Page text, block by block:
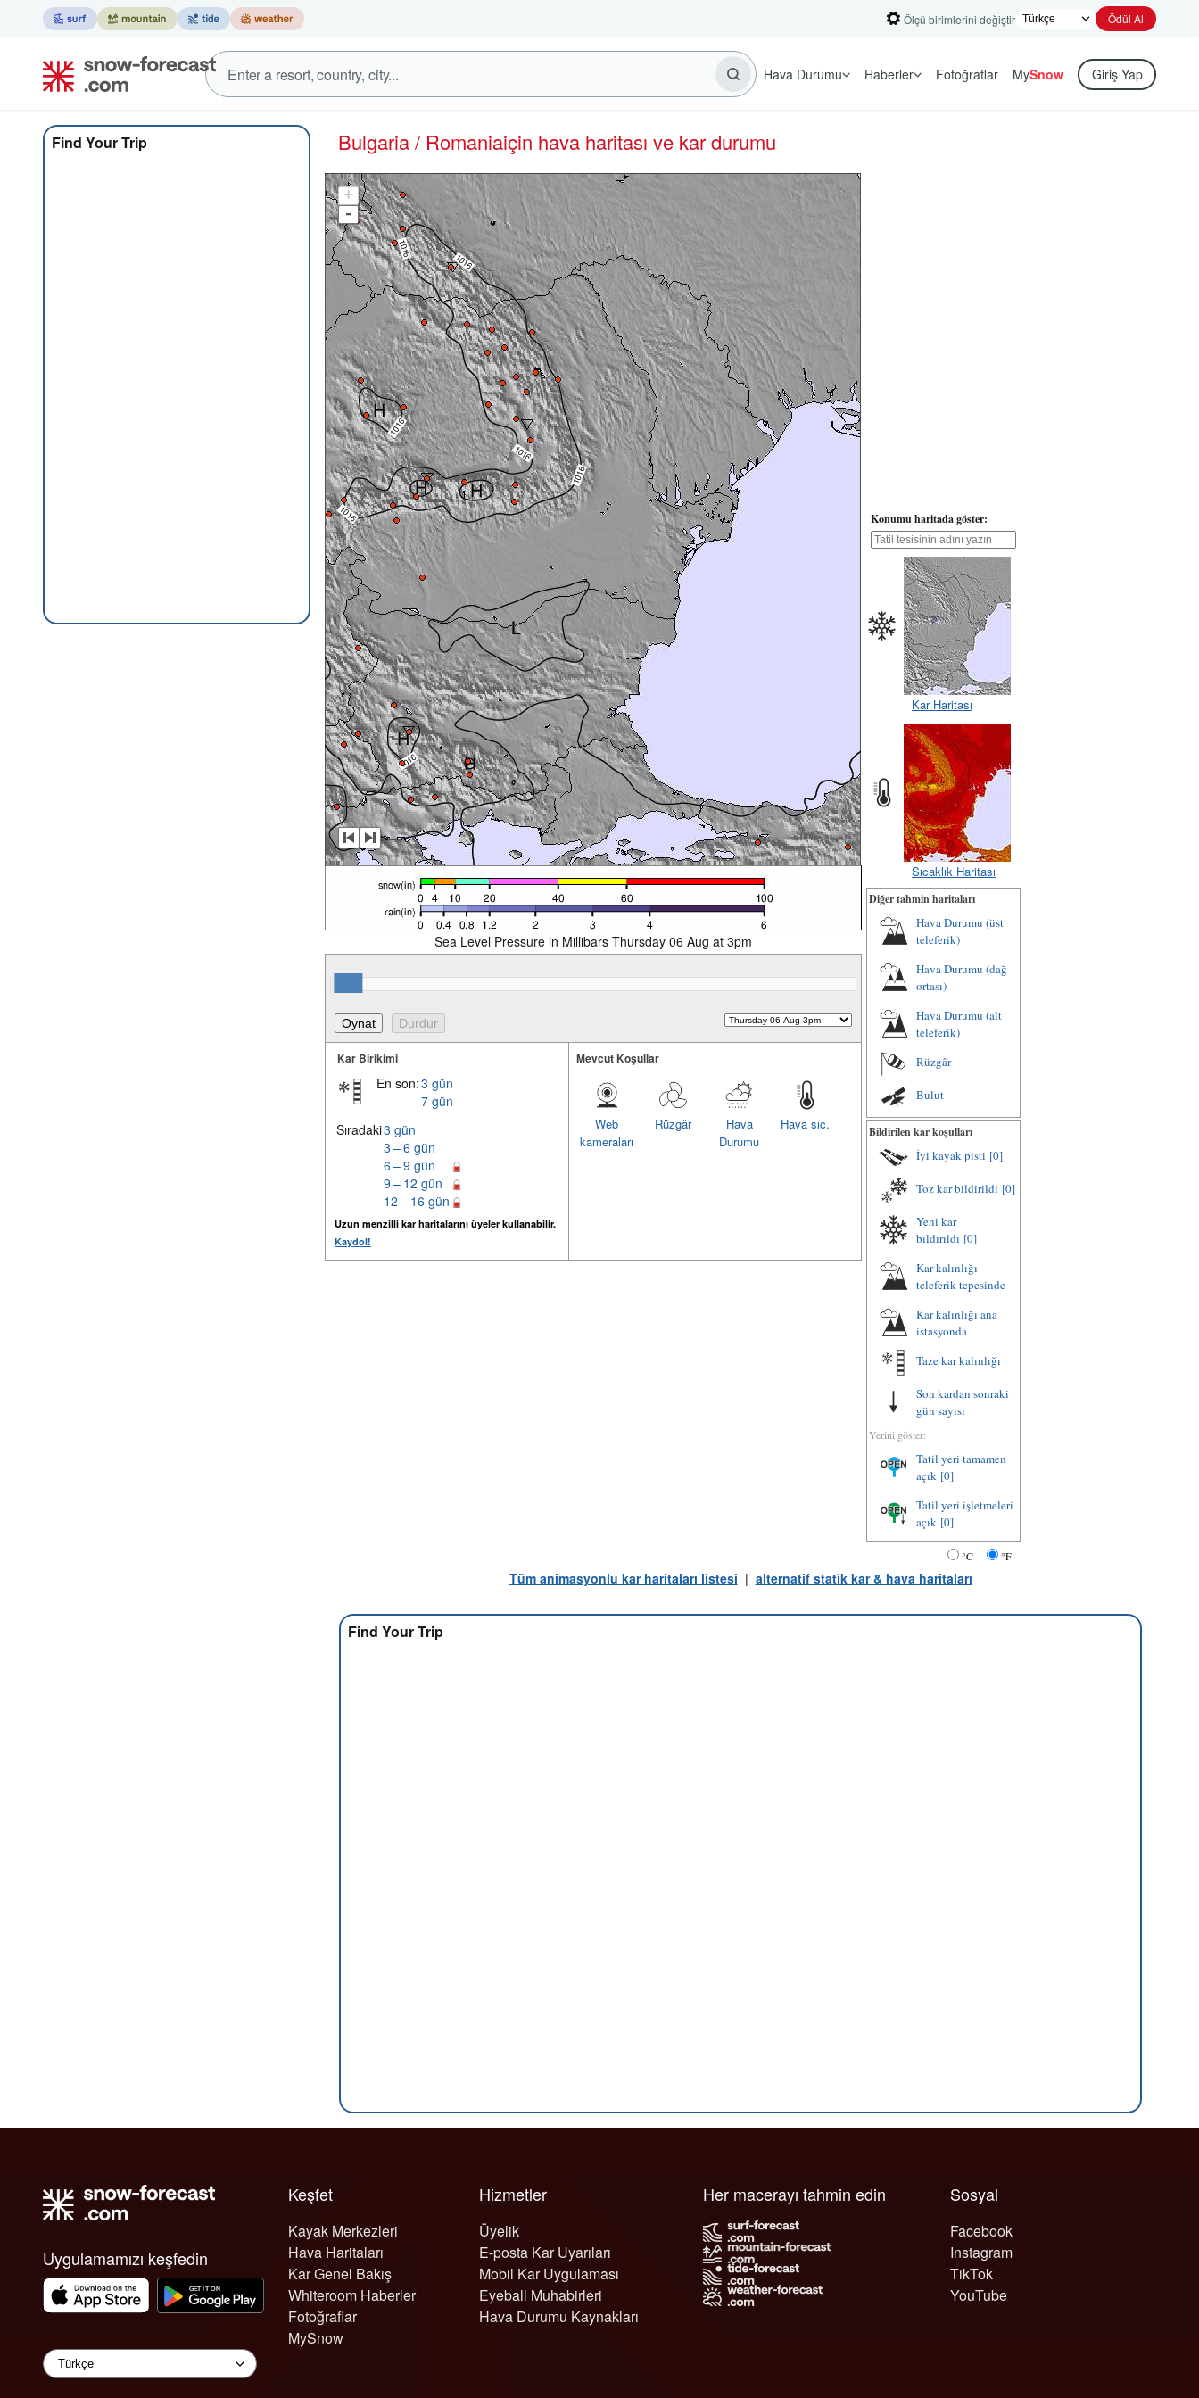
Ölçü birimlerini değiştir Ödül Al
Hava Durumu Haberler Fotoğraflar MySnow Giriş Yap
Find Your Trip Bulgaria / Romaniaiçin hava haritası ve kar durumu
+
-
Sea Level Pressure in Millibars Thursday 06 Aug at 3pm
Kar Birikimi
En son:3 gün
7 gün
Sıradaki3 gün
3 – 6 gün
6 – 9 gün
9 – 12 gün
12 – 16 gün
Uzun menzilli kar haritalarını üyeler kullanabilir.
Kaydol!
Mevcut Koşullar
Hava sıc.
Hava
Durumu
Rüzgâr
Web
kameraları
Konumu haritada göster:
Kar Haritası
Sıcaklık Haritası
Diğer tahmin haritaları
Hava Durumu (üst
teleferik)
Hava Durumu (dağ
ortası)
Hava Durumu (alt
teleferik)
Rüzgâr
Bulut
Bildirilen kar koşulları
İyi kayak pisti [0]
Toz kar bildirildi [0]
Yeni kar
bildirildi [0]
Kar kalınlığı
teleferik tepesinde
Kar kalınlığı ana
istasyonda
Taze kar kalınlığı
Son kardan sonraki
gün sayısı
Yerini göster:
Tatil yeri tamamen
açık [0]
Tatil yeri işletmeleri
açık [0]
°C °F
Tüm animasyonlu kar haritaları listesi | alternatif statik kar & hava haritaları
Find Your Trip
Uygulamamızı keşfedin
Keşfet
Kayak Merkezleri
Hava Haritaları
Kar Genel Bakış
Whiteroom Haberler
Fotoğraflar
MySnow
Hizmetler
Üyelik
E-posta Kar Uyarıları
Mobil Kar Uygulaması
Eyeball Muhabirleri
Hava Durumu Kaynakları
Sosyal
Facebook
Instagram
TikTok
YouTube
Her macerayı tahmin edin